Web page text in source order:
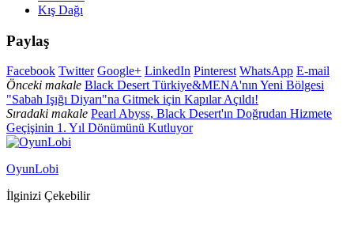
Kış Dağı
Paylaş
Facebook Twitter Google+ LinkedIn Pinterest WhatsApp E-mail
Önceki makale Black Desert Türkiye&MENA'nın Yeni Bölgesi
"Sabah Işığı Diyarı"na Gitmek için Kapılar Açıldı!
Sıradaki makale Pearl Abyss, Black Desert'ın Doğrudan Hizmete
Geçişinin 1. Yıl Dönümünü Kutluyor
OyunLobi
İlginizi Çekebilir